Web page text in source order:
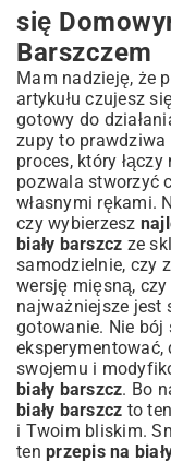
się
Barszczem
Mam nadzieję, że
artykułu czujesz
gotowy do
zupy to prawdziwa
proces, który
pozwala stworzyć
własnymi rękami.
czy wybierzesz
biały barszcz ze
samodzielnie, czy
wersję mięsną,
najważniejsze jest
gotowanie. Nie bój
eksperymentować,
swojemu i
biały barszcz. Bo
biały barszcz to
i Twoim bliskim.
ten przepis na